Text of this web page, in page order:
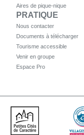
Aires de pique-nique
PRATIQUE
Nous contacter
Documents à télécharger
Tourisme accessible
Venir en groupe
Espace Pro